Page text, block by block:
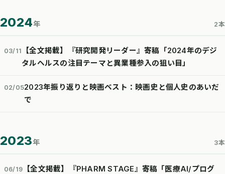
2024年 2本
03/11
【全文掲載】『研究開発リーダー』寄稿「2024年のデジ
タルヘルスの注目テーマと異業種参入の狙い目」
02/052023年振り返りと映画ベスト：映画史と個人史のあいだ
で
2023年 3本
06/19
【全文掲載】『PHARM STAGE』寄稿「医療AI/プログ